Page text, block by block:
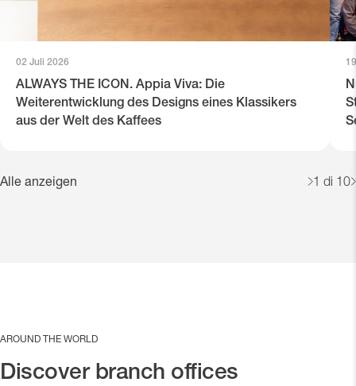
Alle anzeigen 1 di 10
02 Juli 2026
ALWAYS THE ICON. Appia Viva: Die
Weiterentwicklung des Designs eines Klassikers
aus der Welt des Kaffees
AROUND THE WORLD
Discover branch offices